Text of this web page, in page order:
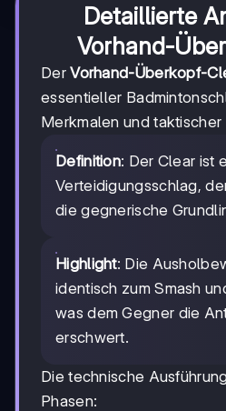
Detaillierte
Vorhand-
DerVorhand-Überkopf-
essentieller
Merkmalen und
Definition: Der Clear ist
Verteidigungsschlag,
die gegnerische
Highlight: Die
identisch zum Smash
was dem Gegner die
erschwert.
Die technische
Phasen: